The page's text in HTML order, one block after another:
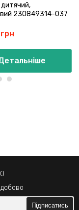
230849314-037
Підписатись